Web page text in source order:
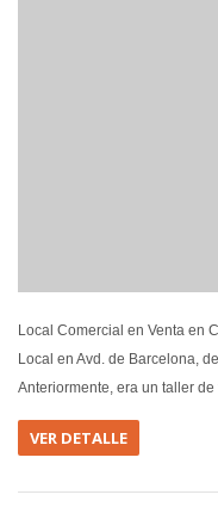
Local Comercial en Venta en
Local en Avd. de Barcelona,
Anteriormente, era un taller de
VER DETALLE